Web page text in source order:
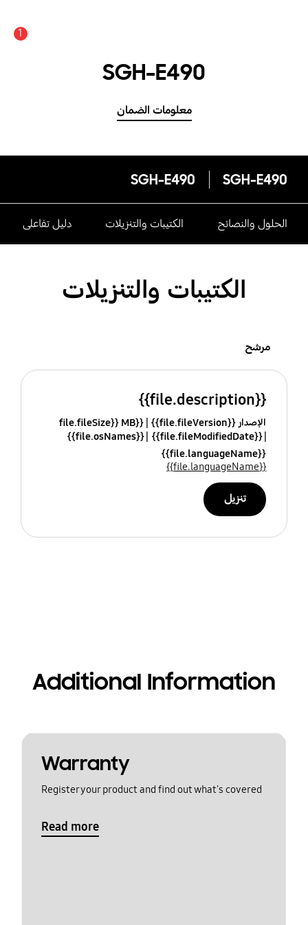
1
SGH-E490
معلومات الضمان
SGH-E490
SGH-E490
الحلول والنصائح الكتيبات والتنزيلات دليل تفاعلى
الكتيبات والتنزيلات
مرشح
{{file.description}}
الإصدار {{file.fileVersion}}
{{file.fileSize}} MB
{{file.fileModifiedDate}}
{{file.osNames}}
{{file.languageName}}
{{file.languageName}}
تنزيل
Additional Information
Warranty
Register your product and find out what's covered
Read more